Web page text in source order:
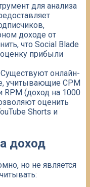
для анализа
доходе от
что Social Blade
прибыли
Существуют онлайн-
учитывающие CPM
RPM (доход на 1000
оценить
Shorts и
доход
но не является